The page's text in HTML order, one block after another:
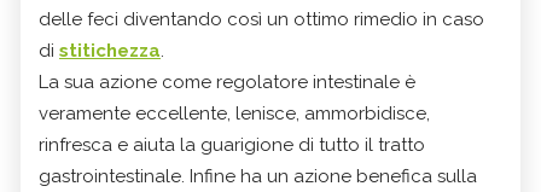
delle feci diventando così un ottimo rimedio in caso
di stitichezza.
La sua azione come regolatore intestinale è
veramente eccellente, lenisce, ammorbidisce,
rinfresca e aiuta la guarigione di tutto il tratto
gastrointestinale. Infine ha un azione benefica sulla